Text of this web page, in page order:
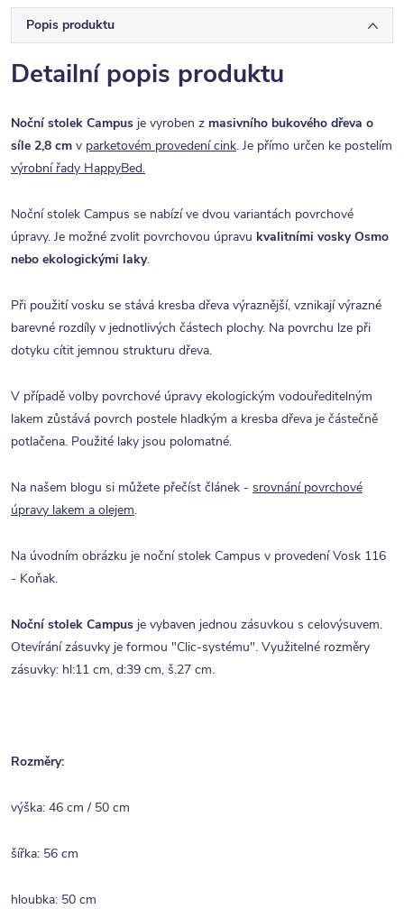
Popis produktu
Detailní popis produktu
Noční stolek Campus je vyroben z masivního bukového dřeva o
síle 2,8 cm v parketovém provedení cink. Je přímo určen ke postelím
výrobní řady HappyBed.
Noční stolek Campus se nabízí ve dvou variantách povrchové
úpravy. Je možné zvolit povrchovou úpravu kvalitními vosky Osmo
nebo ekologickými laky.
Při použití vosku se stává kresba dřeva výraznější, vznikají výrazné
barevné rozdíly v jednotlivých částech plochy. Na povrchu lze při
dotyku cítit jemnou strukturu dřeva.
V případě volby povrchové úpravy ekologickým vodouředitelným
lakem zůstává povrch postele hladkým a kresba dřeva je částečně
potlačena. Použité laky jsou polomatné.
Na našem blogu si můžete přečíst článek - srovnání povrchové
úpravy lakem a olejem.
Na úvodním obrázku je noční stolek Campus v provedení Vosk 116
- Koňak.
Noční stolek Campus je vybaven jednou zásuvkou s celovýsuvem.
Otevírání zásuvky je formou "Clic-systému". Využitelné rozměry
zásuvky: hl:11 cm, d:39 cm, š.27 cm.
Rozměry:
výška: 46 cm / 50 cm
šířka: 56 cm
hloubka: 50 cm